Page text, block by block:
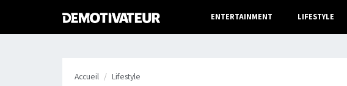
ENTERTAINMENT LIFESTYLE
Accueil Lifestyle